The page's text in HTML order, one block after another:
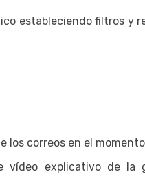
estableciendo filtros y
los correos en el
vídeo explicativo de la